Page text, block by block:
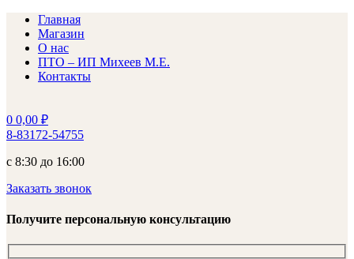
Главная
Магазин
О нас
ПТО – ИП Михеев М.Е.
Контакты
0 0,00 ₽
8-83172-54755
с 8:30 до 16:00
Заказать звонок
Получите персональную консультацию